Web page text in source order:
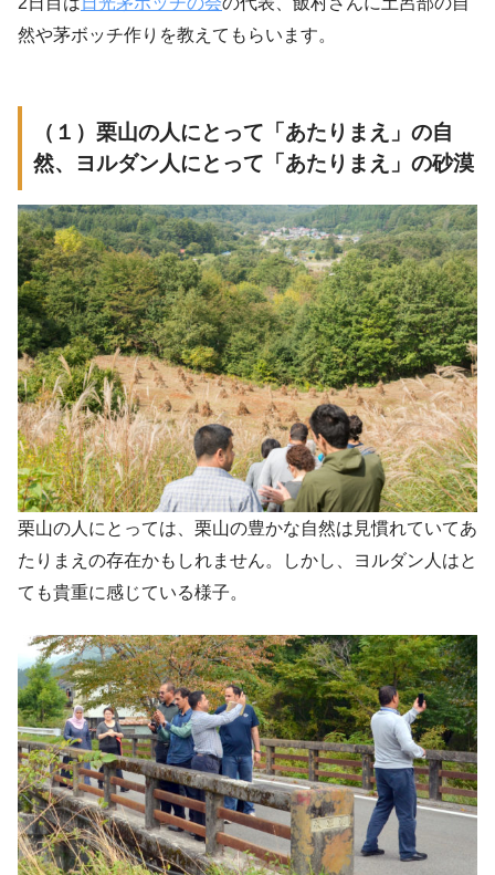
然や茅ボッチ作りを教えてもらいます。
（１）栗山の人にとって「あたりまえ」の自
然、ヨルダン人にとって「あたりまえ」の砂漠
栗山の人にとっては、栗山の豊かな自然は見慣れていてあ
たりまえの存在かもしれません。しかし、ヨルダン人はと
ても貴重に感じている様子。